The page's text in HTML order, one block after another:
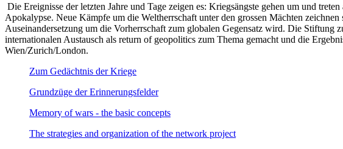
Die Ereignisse der letzten Jahre und Tage zeigen es: Kriegsängste gehen um und
Apokalypse. Neue Kämpfe um die Weltherrschaft unter den grossen Mächten
Auseinandersetzung um die Vorherrschaft zum globalen Gegensatz wird. Die Stiftung
internationalen Austausch als return of geopolitics zum Thema gemacht und die
Wien/Zurich/London.
Zum Gedächtnis der Kriege
Grundzüge der Erinnerungsfelder
Memory of wars - the basic concepts
The strategies and organization of the network project